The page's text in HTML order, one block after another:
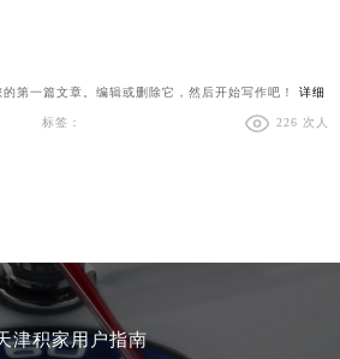
第一篇文章。编辑或删除它，然后开始写作吧！ 详细
标签： 226 次人
津积家用户指南